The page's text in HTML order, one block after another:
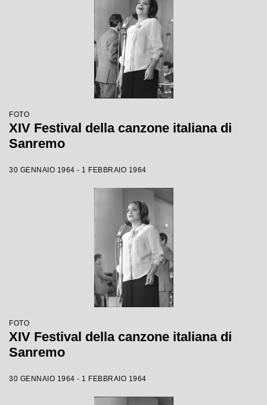
FOTO
XIV Festival della canzone italiana di
Sanremo
30 GENNAIO 1964 - 1 FEBBRAIO 1964
FOTO
XIV Festival della canzone italiana di
Sanremo
30 GENNAIO 1964 - 1 FEBBRAIO 1964